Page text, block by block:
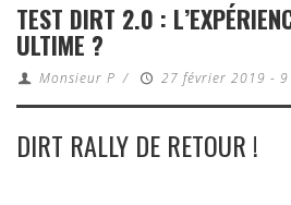
TEST DIRT 2.0 :
ULTIME ?
Monsieur P / 27 février 2019 -
DIRT RALLY DE RETOUR !